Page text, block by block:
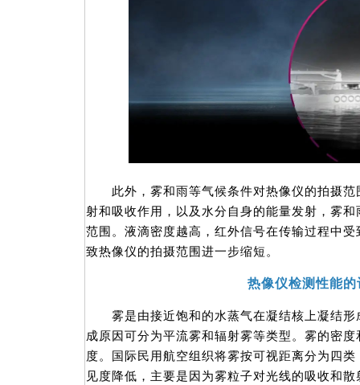
此外，雾和雨等气候条件对热像仪的拍摄范
射和吸收作用，以及水分自身的能量发射，雾
范围。液滴密度越高，红外信号在传输过程中
致热像仪的拍摄范围进一步缩短。
热像仪检测性能的
雾是由接近饱和的水蒸气在凝结核上凝结形
成原因可分为平流雾和辐射雾等类型。雾的密
度。国际民用航空组织将雾按可视距离分为四
见度降低，主要是因为雾粒子对光线的吸收和